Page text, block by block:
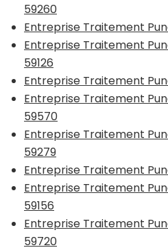
59260
Entreprise Traitement
Entreprise Traitement
59126
Entreprise Traitement
Entreprise Traitement
59570
Entreprise Traitement
59279
Entreprise Traitement
Entreprise Traitement
59156
Entreprise Traitement
59720